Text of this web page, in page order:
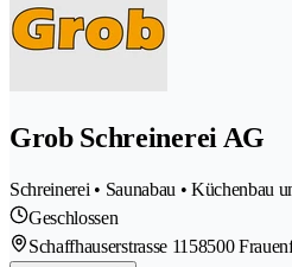
Grob Schreinerei AG
Schreinerei • Saunabau • Küchenbau
Geschlossen
Schaffhauserstrasse 1158500